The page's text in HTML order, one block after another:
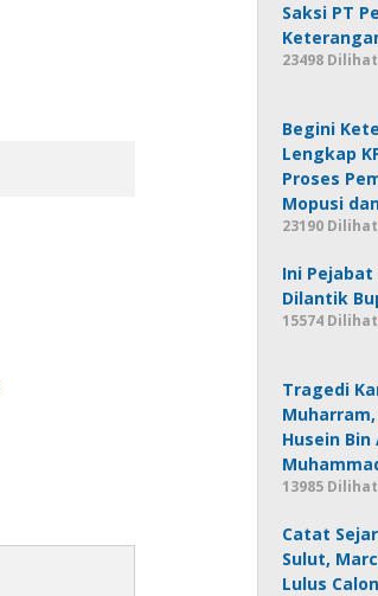
Saksi PT
23498 Dilihat
Begini
Lengkap
Proses
Mopusi
23190 Dilihat
Ini
Dilantik
15574 Dilihat
Tragedi
Husein Bin
13985 Dilihat
Catat
Sulut,
Lulus